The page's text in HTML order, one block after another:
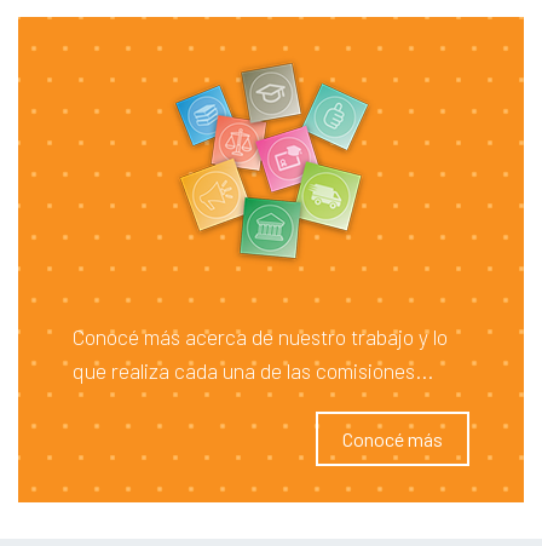
Conocé más acerca de nuestro trabajo y lo
que realiza cada una de las comisiones...
Conocé más